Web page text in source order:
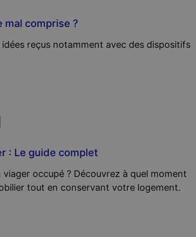
mal comprise ?
reçus notamment avec des dispositifs
: Le guide complet
viager occupé ? Découvrez à quel moment
tout en conservant votre logement.